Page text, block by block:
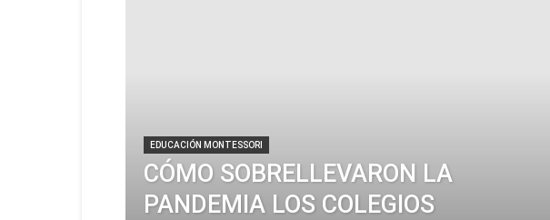
EDUCACIÓN MONTESSORI
CÓMO SOBRELLEVARON LA
PANDEMIA LOS COLEGIOS